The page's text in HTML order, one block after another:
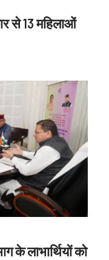
से 13 महिलाओं
के लाभार्थियों को